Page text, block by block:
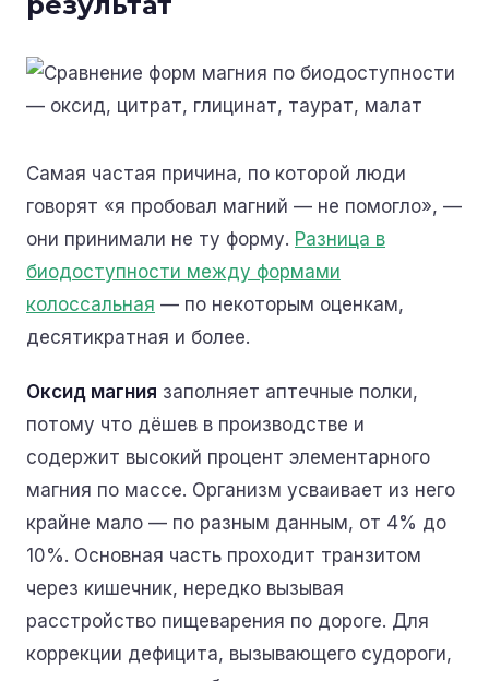
Самая частая причина, по которой люди
говорят «я пробовал магний — не помогло», —
они принимали не ту форму. Разница в
биодоступности между формами
колоссальная — по некоторым оценкам,
десятикратная и более.
Оксид магния заполняет аптечные полки,
потому что дёшев в производстве и
содержит высокий процент элементарного
магния по массе. Организм усваивает из него
крайне мало — по разным данным, от 4% до
10%. Основная часть проходит транзитом
через кишечник, нередко вызывая
расстройство пищеварения по дороге. Для
коррекции дефицита, вызывающего судороги,